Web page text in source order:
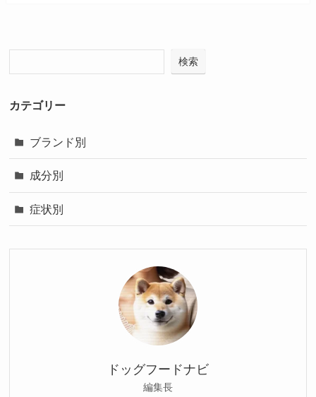
検索
カテゴリー
ブランド別
成分別
症状別
ドッグフードナビ
編集長